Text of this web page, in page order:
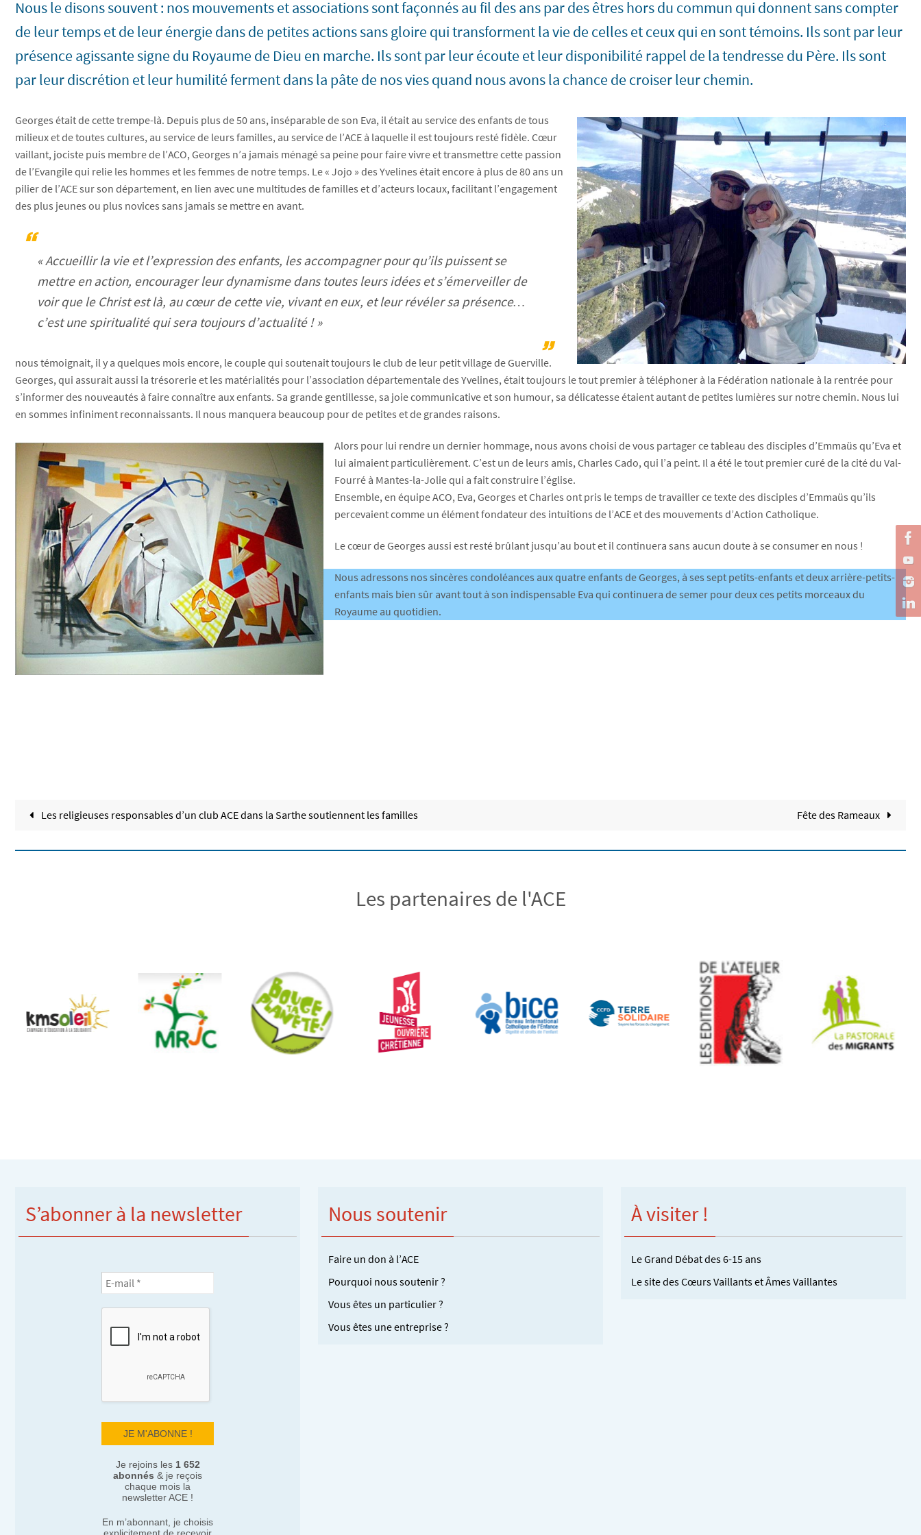
Nous le disons souvent : nos mouvements et associations sont façonnés au fil des ans par des êtres hors du commun qui donnent sans compter
de leur temps et de leur énergie dans de petites actions sans gloire qui transforment la vie de celles et ceux qui en sont témoins. Ils sont par leur
présence agissante signe du Royaume de Dieu en marche. Ils sont par leur écoute et leur disponibilité rappel de la tendresse du Père. Ils sont
par leur discrétion et leur humilité ferment dans la pâte de nos vies quand nous avons la chance de croiser leur chemin.
Georges était de cette trempe-là. Depuis plus de 50 ans, inséparable de son Eva, il était au service des enfants de tous
milieux et de toutes cultures, au service de leurs familles, au service de l’ACE à laquelle il est toujours resté fidèle. Cœur
vaillant, jociste puis membre de l’ACO, Georges n’a jamais ménagé sa peine pour faire vivre et transmettre cette passion
de l’Evangile qui relie les hommes et les femmes de notre temps. Le « Jojo » des Yvelines était encore à plus de 80 ans un
pilier de l’ACE sur son département, en lien avec une multitudes de familles et d’acteurs locaux, facilitant l’engagement
des plus jeunes ou plus novices sans jamais se mettre en avant.
« Accueillir la vie et l’expression des enfants, les accompagner pour qu’ils puissent se
mettre en action, encourager leur dynamisme dans toutes leurs idées et s’émerveiller de
voir que le Christ est là, au cœur de cette vie, vivant en eux, et leur révéler sa présence…
c’est une spiritualité qui sera toujours d’actualité ! »
nous témoignait, il y a quelques mois encore, le couple qui soutenait toujours le club de leur petit village de Guerville.
Georges, qui assurait aussi la trésorerie et les matérialités pour l’association départementale des Yvelines, était toujours le tout premier à téléphoner à la Fédération nationale à la rentrée pour
s’informer des nouveautés à faire connaître aux enfants. Sa grande gentillesse, sa joie communicative et son humour, sa délicatesse étaient autant de petites lumières sur notre chemin. Nous lui
en sommes infiniment reconnaissants. Il nous manquera beaucoup pour de petites et de grandes raisons.
Alors pour lui rendre un dernier hommage, nous avons choisi de vous partager ce tableau des disciples d’Emmaüs qu’Eva et
lui aimaient particulièrement. C’est un de leurs amis, Charles Cado, qui l’a peint. Il a été le tout premier curé de la cité du Val-
Fourré à Mantes-la-Jolie qui a fait construire l’église.
Ensemble, en équipe ACO, Eva, Georges et Charles ont pris le temps de travailler ce texte des disciples d’Emmaüs qu’ils
percevaient comme un élément fondateur des intuitions de l’ACE et des mouvements d’Action Catholique.
Le cœur de Georges aussi est resté brûlant jusqu’au bout et il continuera sans aucun doute à se consumer en nous !
Nous adressons nos sincères condoléances aux quatre enfants de Georges, à ses sept petits-enfants et deux arrière-petits-
enfants mais bien sûr avant tout à son indispensable Eva qui continuera de semer pour deux ces petits morceaux du
Royaume au quotidien.
Les religieuses responsables d’un club ACE dans la Sarthe soutiennent les familles Fête des Rameaux
Les partenaires de l'ACE
S’abonner à la newsletter
Je rejoins les 1 652
abonnés & je reçois
chaque mois la
newsletter ACE !
En m’abonnant, je choisis
explicitement de recevoir
Nous soutenir
Faire un don à l’ACE
Pourquoi nous soutenir ?
Vous êtes un particulier ?
Vous êtes une entreprise ?
À visiter !
Le Grand Débat des 6-15 ans
Le site des Cœurs Vaillants et Âmes Vaillantes